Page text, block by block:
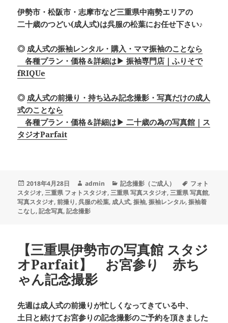
伊勢市・松阪市・志摩市など三重県中南勢エリアの
二十歳のつどい(成人式)は呉服の松葉にお任せ下さい♪
◎成人式の振袖レンタル・購入・ママ振袖のことなら
各種プラン・価格＆詳細は▶ 振袖専門店｜ふりそで
fRIQUe
◎成人式の前撮り・持ち込み記念撮影・写真だけの成人
式のことなら
各種プラン・価格＆詳細は▶ 二十歳の為の写真館｜ス
タジオParfait
投
稿
日:
2018年4月28日
作
成
者
admin
カ
テ
ゴ
記念撮影（ご成人）
タ
グ
フォト
スタジオ,三重県 フォトスタジオ,三重県 写真スタジオ,三重県 写真館,
写真スタジオ,前撮り,呉服の松葉,成人式,振袖,振袖レンタル,振袖着
こなし,記念写真,記念撮影
【三重県伊勢市の写真館 スタジ
オParfait】 お宮参り 赤ち
ゃん記念撮影
先週は成人式の前撮りが忙しくなってきている中、
土日と続けてお宮参りの記念撮影のご予約を頂きました